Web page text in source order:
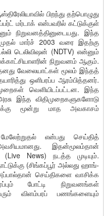
பிறந்து தற்பொழுது
மர்டாக் என்பவரில் கட்டுக்குள்
நிறுவனத்தினுடையது. இந்த
மார்ச் 2003 வரை இதற்கு
டெலிவிஷன் (NDTV) என்னும்
நிறுவனம் ஆகும்.
வேலையாட்கள் மூலம் இந்தத்
ஒளிபரப்ப ஆரம்பித்தனர்.
வெளியிடப்பட்டன. இந்த
இந்த விதிமுறைகளுகளோடு
மூன்று மாத அவகாசம்
என்பது செய்தித்
இதன்மூலம்தான்
(Live News) நடத்த முடியும்.
(சிங்கப்பூர் அல்லது ஹாங்-
செய்திகளை வாசிக்க
போட்டி நிறுவனங்கள்
விளம்பரப் பணங்களையும்